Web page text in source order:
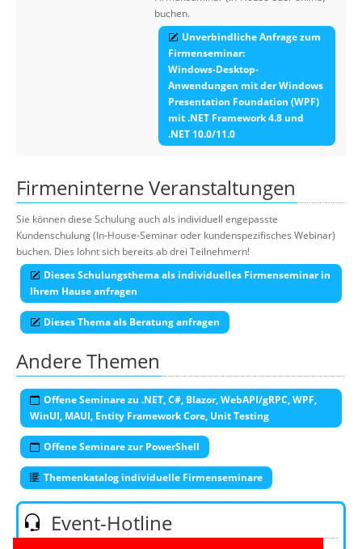
buchen.
Unverbindliche Anfrage zum
Firmenseminar:
Windows-Desktop-
Anwendungen mit der Windows
Presentation Foundation (WPF)
mit .NET Framework 4.8 und
.NET 10.0/11.0
Firmeninterne Veranstaltungen
Sie können diese Schulung auch als individuell engepasste
Kundenschulung (In-House-Seminar oder kundenspezifisches Webinar)
buchen. Dies lohnt sich bereits ab drei Teilnehmern!
Dieses Schulungsthema als individuelles Firmenseminar in
Ihrem Hause anfragen
Dieses Thema als Beratung anfragen
Andere Themen
Offene Seminare zu .NET, C#, Blazor, WebAPI/gRPC, WPF,
WinUI, MAUI, Entity Framework Core, Unit Testing
Offene Seminare zur PowerShell
Themenkatalog individuelle Firmenseminare
Event-Hotline